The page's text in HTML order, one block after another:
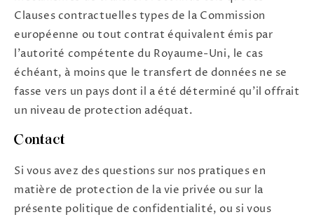
Clauses contractuelles types de la Commission
européenne ou tout contrat équivalent émis par
l'autorité compétente du Royaume-Uni, le cas
échéant, à moins que le transfert de données ne se
fasse vers un pays dont il a été déterminé qu'il offrait
un niveau de protection adéquat.
Contact
Si vous avez des questions sur nos pratiques en
matière de protection de la vie privée ou sur la
présente politique de confidentialité, ou si vous